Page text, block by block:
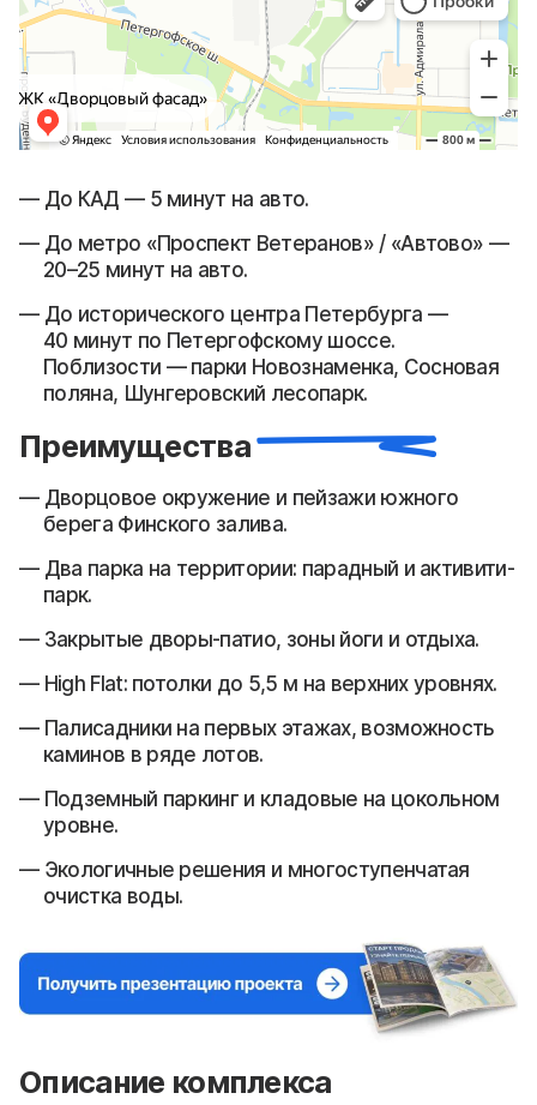
До КАД — 5 минут на авто.
До метро «Проспект Ветеранов» / «Автово» —
20–25 минут на авто.
До исторического центра Петербурга —
40 минут по Петергофскому шоссе.
Поблизости — парки Новознаменка, Сосновая
поляна, Шунгеровский лесопарк.
Преимущества
Дворцовое окружение и пейзажи южного
берега Финского залива.
Два парка на территории: парадный и активити-
парк.
Закрытые дворы-патио, зоны йоги и отдыха.
High Flat: потолки до 5,5 м на верхних уровнях.
Палисадники на первых этажах, возможность
каминов в ряде лотов.
Подземный паркинг и кладовые на цокольном
уровне.
Экологичные решения и многоступенчатая
очистка воды.
Описание комплекса